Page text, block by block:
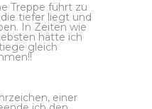
Treppe führt zu
die tiefer liegt und
In Zeiten wie
hätte ich
gleich
einer